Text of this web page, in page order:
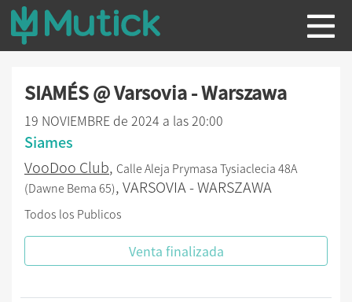
SIAMÉS @ Varsovia - Warszawa
19 NOVIEMBRE de 2024 a las 20:00
Siames
VooDoo Club, Calle Aleja Prymasa Tysiaclecia 48A
(Dawne Bema 65), VARSOVIA - WARSZAWA
Todos los Publicos
Venta finalizada